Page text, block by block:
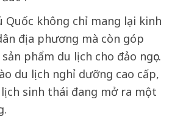
Quốc không chỉ mang lại kinh
địa phương mà còn góp
phẩm du lịch cho đảo ngọc.
du lịch nghỉ dưỡng cao cấp,
sinh thái đang mở ra một